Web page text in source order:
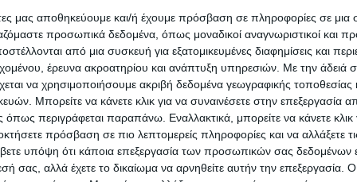
μας αποθηκεύουμε και/ή έχουμε πρόσβαση σε πληροφορίες σε
προσωπικά δεδομένα, όπως μοναδικοί αναγνωριστικοί και
από μια συσκευή για εξατομικευμένες διαφημίσεις και
έρευνα ακροατηρίου και ανάπτυξη υπηρεσιών. Με την άδειά
να χρησιμοποιήσουμε ακριβή δεδομένα γεωγραφικής τοποθεσίας
Μπορείτε να κάνετε κλικ για να συναινέσετε στην επεξεργασία
περιγράφεται παραπάνω. Εναλλακτικά, μπορείτε να κάνετε κλικ
πρόσβαση σε πιο λεπτομερείς πληροφορίες και να αλλάξετε
υπόψη ότι κάποια επεξεργασία των προσωπικών σας δεδομένων
σας, αλλά έχετε το δικαίωμα να αρνηθείτε αυτήν την επεξεργασία.
από την UNICEF σχετικά με την εκμετάλλευση
της περίπου 250.000 παιδιά-στρατιώτες σε όλο τον
τους.
σε Νότιο Σουδάν, Κεντροαφρικανική Δημοκρατία, Κονγκό,
κορίτσια χρησιμοποιούνται από ένοπλες οργανώσεις ως
μαγείρων, στέλνονται να αναζητήσουν εφόδια ή
να «παντρευτούν» μαχητές, ενώ τόσο αγόρια όσο και
η UNICEF. Υπάρχουν και περιπτώσεις όπου παιδιά